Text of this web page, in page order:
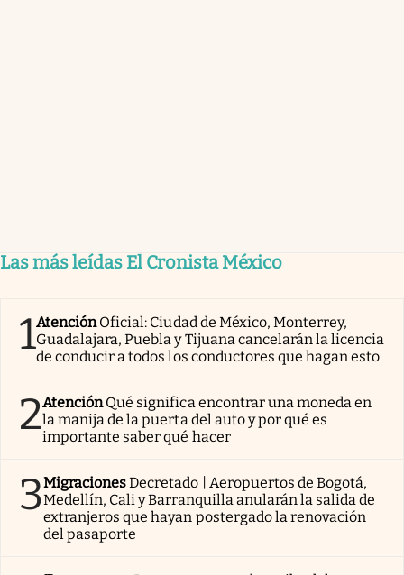
Las más leídas El Cronista México
1AtenciónOficial: Ciudad de México, Monterrey,
Guadalajara, Puebla y Tijuana cancelarán la licencia
de conducir a todos los conductores que hagan esto
2AtenciónQué significa encontrar una moneda en
la manija de la puerta del auto y por qué es
importante saber qué hacer
3MigracionesDecretado | Aeropuertos de Bogotá,
Medellín, Cali y Barranquilla anularán la salida de
extranjeros que hayan postergado la renovación
del pasaporte